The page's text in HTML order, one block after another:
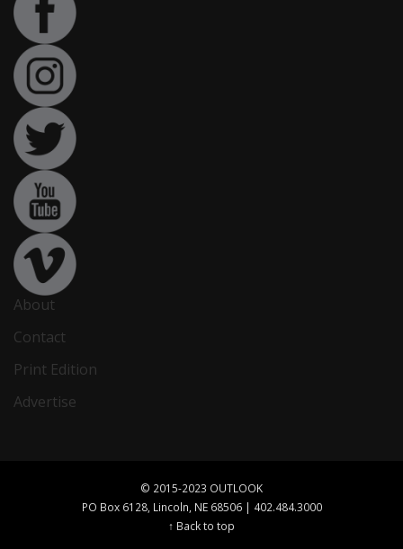
About
Contact
Print Edition
Advertise
© 2015-2023 OUTLOOK
PO Box 6128, Lincoln, NE 68506 | 402.484.3000
↑ Back to top